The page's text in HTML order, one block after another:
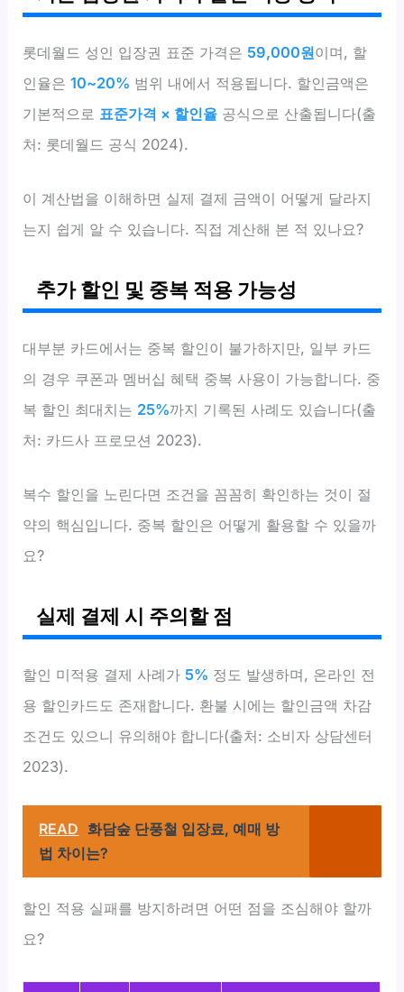
롯데월드 성인 입장권 표준 가격은 59,000원이며, 할
인율은10~20% 범위 내에서 적용됩니다. 할인금액은
기본적으로 표준가격 × 할인율 공식으로 산출됩니다(출
처: 롯데월드 공식 2024).
이 계산법을 이해하면 실제 결제 금액이 어떻게 달라지
는지 쉽게 알 수 있습니다. 직접 계산해 본 적 있나요?
추가 할인 및 중복 적용 가능성
대부분 카드에서는 중복 할인이 불가하지만, 일부 카드
의 경우 쿠폰과 멤버십 혜택 중복 사용이 가능합니다. 중
복 할인 최대치는 25%까지 기록된 사례도 있습니다(출
처: 카드사 프로모션 2023).
복수 할인을 노린다면 조건을 꼼꼼히 확인하는 것이 절
약의 핵심입니다. 중복 할인은 어떻게 활용할 수 있을까
요?
실제 결제 시 주의할 점
할인 미적용 결제 사례가 5% 정도 발생하며, 온라인 전
용 할인카드도 존재합니다. 환불 시에는 할인금액 차감
조건도 있으니 유의해야 합니다(출처: 소비자 상담센터
2023).
READ 화담숲 단풍철 입장료, 예매 방
법 차이는?
할인 적용 실패를 방지하려면 어떤 점을 조심해야 할까
요?